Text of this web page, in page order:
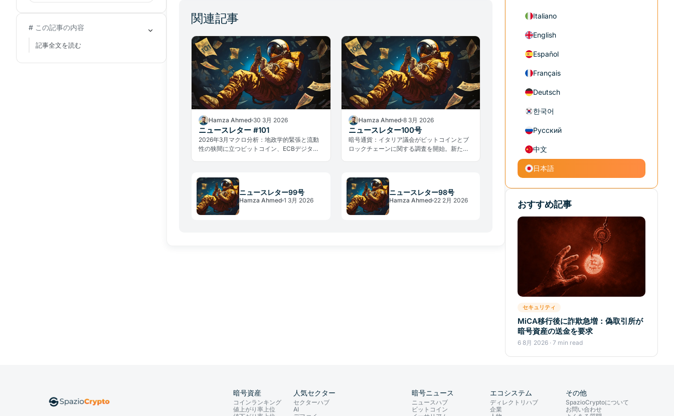
関連記事
Hamza Ahmed 30 3月 2026
ニュースレター #101
2026年3月マクロ分析：地政学的緊張と流動
性の狭間に立つビットコイン、ECBデジタル
Hamza Ahmed 8 3月 2026
ニュースレター100号
暗号通貨：イタリア議会がビットコインとブ
ロックチェーンに関する調査を開始。新たな
ニュースレター99号
Hamza Ahmed 1 3月 2026
ニュースレター98号
Hamza Ahmed 22 2月 2026
# この記事の内容
記事全文を読む
Italiano
English
Español
Français
Deutsch
한국어
Русский
中文
日本語
おすすめ記事
セキュリティ
MiCA移行後に詐欺急増：偽取引所が
暗号資産の送金を要求
6 8月 2026 · 7 min read
暗号資産
コインランキング
値上がり率上位
人気セクター
セクターハブ
AI
暗号ニュース
ニュースハブ
ビットコイン
エコシステム
ディレクトリハブ
企業
その他
SpazioCryptoについて
お問い合わせ